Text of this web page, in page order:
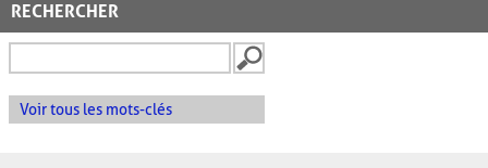
RECHERCHER
Voir tous les mots-clés